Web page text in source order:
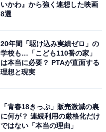
いかわ』から強く連想した映画
8選
20年間「駆け込み実績ゼロ」の
学校も…「こども110番の家」
は本当に必要？ PTAが直面する
理想と現実
「青春18きっぷ」販売激減の裏
に何が？ 連続利用の厳格化だけ
ではない「本当の理由」